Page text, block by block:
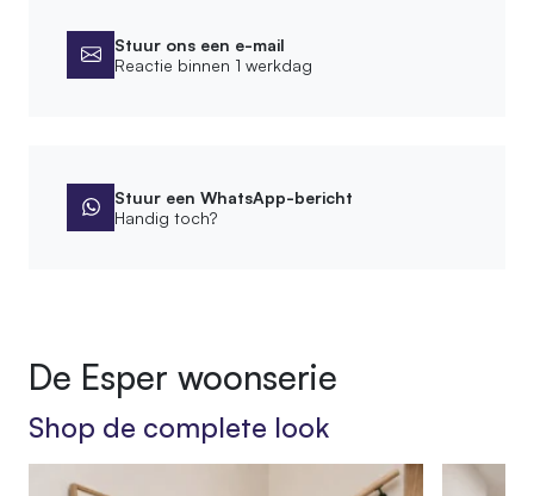
Montage
Montagewijze
Behandeling
Diepgevroren
Product
Stuur ons een e-mail
Reactie binnen 1 werkdag
Stuur een WhatsApp-bericht
Handig toch?
De Esper woonserie
Shop de complete look